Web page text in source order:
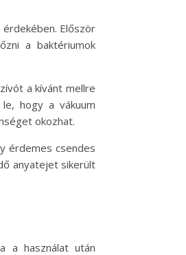
Először
a baktériumok
a kívánt mellre
hogy a vákuum
okozhat.
érdemes csendes
anyatejet sikerült
a használat után